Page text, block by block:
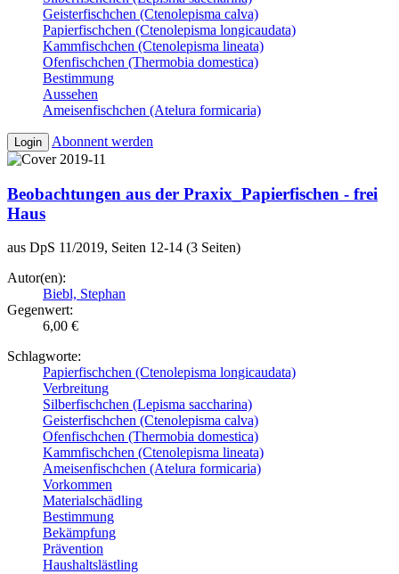
Geisterfischchen (Ctenolepisma calva)
Papierfischchen (Ctenolepisma longicaudata)
Kammfischchen (Ctenolepisma lineata)
Ofenfischchen (Thermobia domestica)
Bestimmung
Aussehen
Ameisenfischchen (Atelura formicaria)
Login Abonnent werden
Beobachtungen aus der Praxix_Papierfischen - frei
Haus
aus DpS 11/2019, Seiten 12-14 (3 Seiten)
Autor(en):
Biebl, Stephan
Gegenwert:
6,00 €
Schlagworte:
Papierfischchen (Ctenolepisma longicaudata)
Verbreitung
Silberfischchen (Lepisma saccharina)
Geisterfischchen (Ctenolepisma calva)
Ofenfischchen (Thermobia domestica)
Kammfischchen (Ctenolepisma lineata)
Ameisenfischchen (Atelura formicaria)
Vorkommen
Materialschädling
Bestimmung
Bekämpfung
Prävention
Haushaltslästling